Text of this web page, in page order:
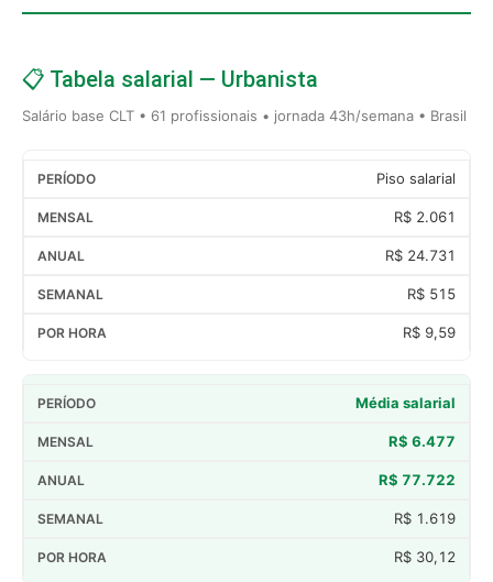
📋 Tabela salarial — Urbanista
Salário base CLT • 61 profissionais • jornada 43h/semana • Brasil
Piso salarial
R$ 2.061
R$ 24.731
R$ 515
R$ 9,59
Média salarial
R$ 6.477
R$ 77.722
R$ 1.619
R$ 30,12